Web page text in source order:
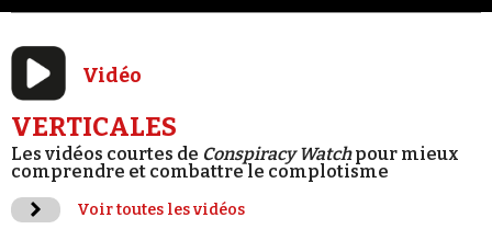
Vidéo
VERTICALES
Les vidéos courtes de Conspiracy Watchpour mieux
comprendre et combattre le complotisme
Voir toutes les vidéos